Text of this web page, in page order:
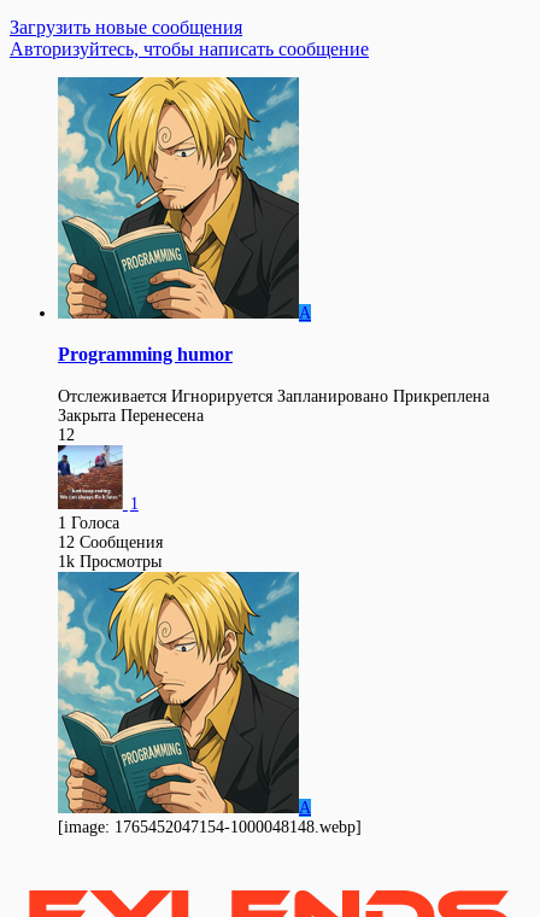
Загрузить новые сообщения
Авторизуйтесь, чтобы написать сообщение
A
Programming humor
Отслеживается Игнорируется Запланировано Прикреплена
Закрыта Перенесена
12
1
1 Голоса
12 Сообщения
1k Просмотры
A
[image: 1765452047154-1000048148.webp]